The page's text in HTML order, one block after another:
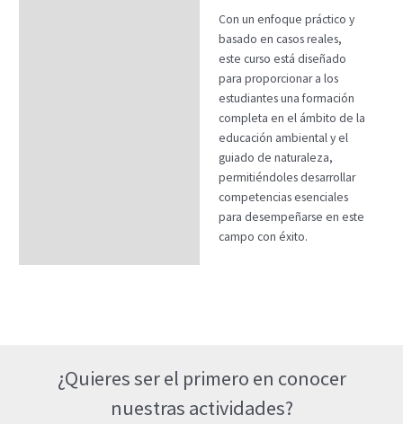
Con un enfoque práctico y
basado en casos reales,
este curso está diseñado
para proporcionar a los
estudiantes una formación
completa en el ámbito de la
educación ambiental y el
guiado de naturaleza,
permitiéndoles desarrollar
competencias esenciales
para desempeñarse en este
campo con éxito.
¿Quieres ser el primero en conocer
nuestras actividades?